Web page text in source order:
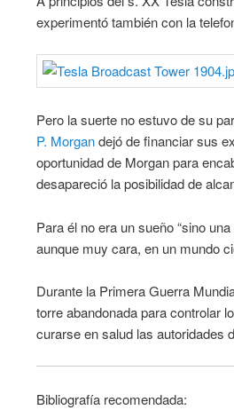
experimentó también con la
Pero la suerte no estuvo de su
P. Morgandejó de financiar sus
oportunidad de Morgan para
desapareció la posibilidad de
Para él no era un sueño “sino
aunque muy cara, en un mundo
Durante la Primera Guerra
torre abandonada para controlar
curarse en salud las autoridades
Bibliografía recomendada: